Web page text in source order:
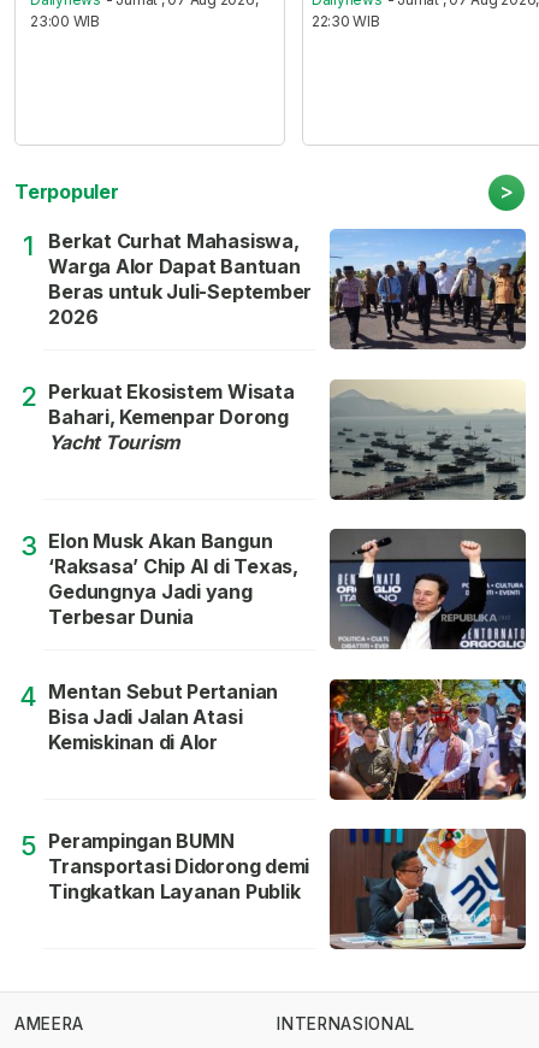
23:00 WIB
22:30 WIB
Terpopuler >
1
Berkat Curhat Mahasiswa,
Warga Alor Dapat Bantuan
Beras untuk Juli-September
2026
2 Perkuat Ekosistem Wisata
Bahari, Kemenpar Dorong
Yacht Tourism
3 Elon Musk Akan Bangun
‘Raksasa’ Chip AI di Texas,
Gedungnya Jadi yang
Terbesar Dunia
4 Mentan Sebut Pertanian
Bisa Jadi Jalan Atasi
Kemiskinan di Alor
5 Perampingan BUMN
Transportasi Didorong demi
Tingkatkan Layanan Publik
AMEERA
INTERNASIONAL